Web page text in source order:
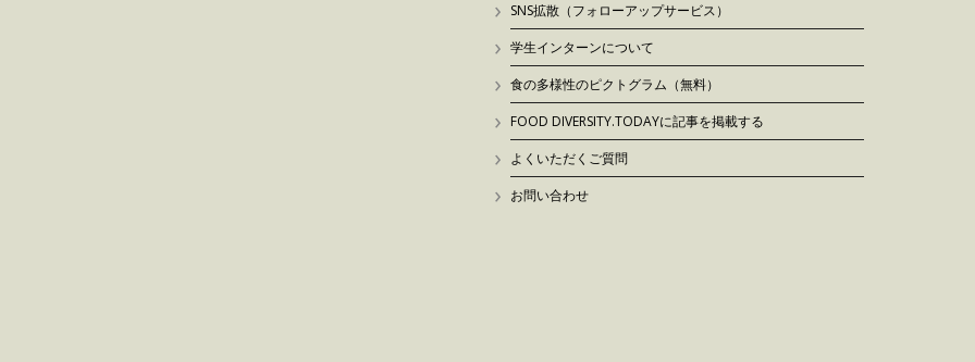
SNS拡散（フォローアップサービス）
学生インターンについて
食の多様性のピクトグラム（無料）
FOOD DIVERSITY.TODAYに記事を掲載する
よくいただくご質問
お問い合わせ